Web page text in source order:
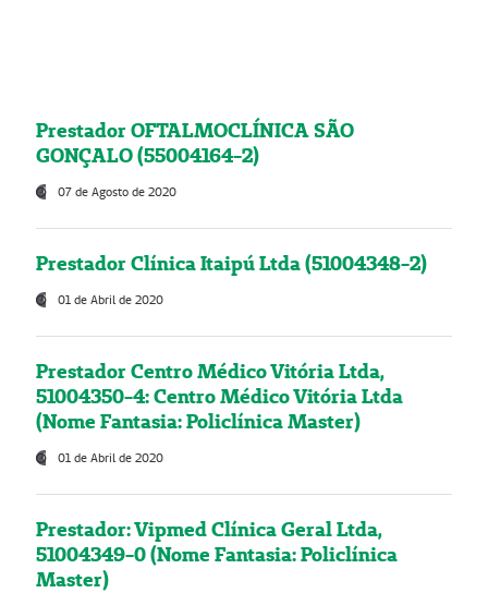
Prestador OFTALMOCLÍNICA SÃO
GONÇALO (55004164-2)
07 de Agosto de 2020
Prestador Clínica Itaipú Ltda (51004348-2)
01 de Abril de 2020
Prestador Centro Médico Vitória Ltda,
51004350-4: Centro Médico Vitória Ltda
(Nome Fantasia: Policlínica Master)
01 de Abril de 2020
Prestador: Vipmed Clínica Geral Ltda,
51004349-0 (Nome Fantasia: Policlínica
Master)